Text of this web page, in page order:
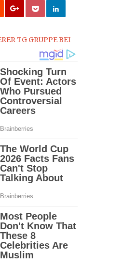
TG GRUPPE BEI